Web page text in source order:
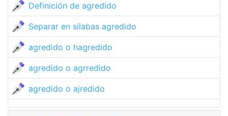
Definición de agredido
Separar en sílabas agredido
agredido o hagredido
agredido o agrredido
agredido o ajredido